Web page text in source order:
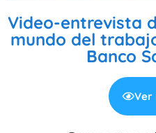
Video-entrevista
mundo del
Banco
Ver